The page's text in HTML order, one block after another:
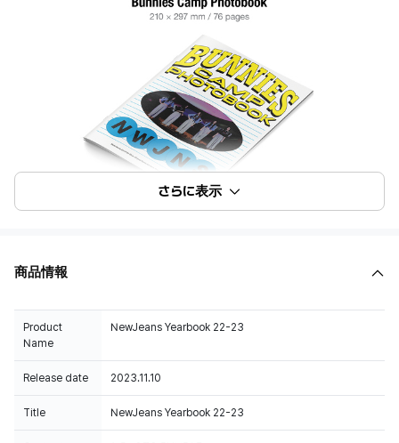
さらに表示
商品情報
Product
Name
NewJeans Yearbook 22-23
Release date 2023.11.10
Title NewJeans Yearbook 22-23